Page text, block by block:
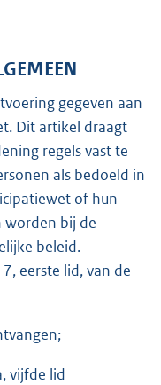
gegeven aan
Dit artikel draagt
regels vast te
als bedoeld in
of hun
bij de
beleid.
eerste lid, van de
vijfde lid